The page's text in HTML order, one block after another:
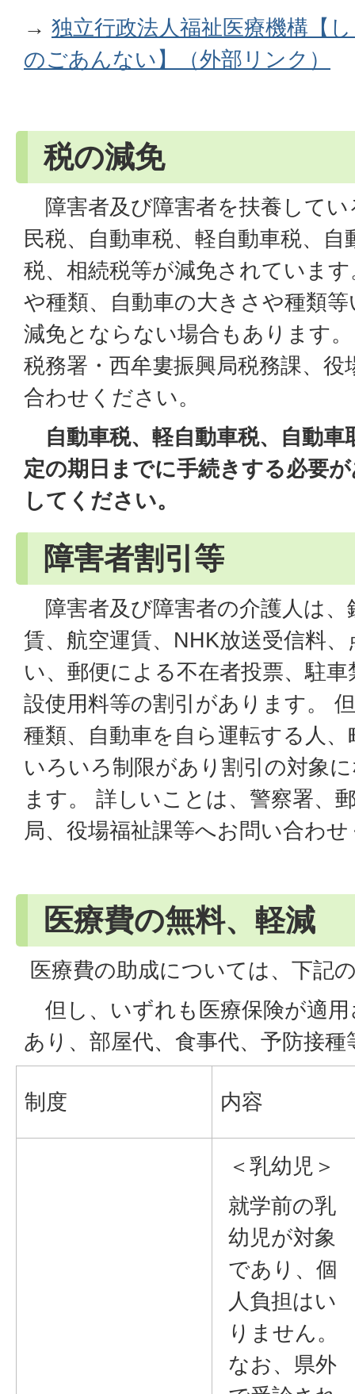
→ 独立行政法人福祉医療機構【
のごあんない】（外部リンク）
税の減免
障害者及び障害者を扶養してい
民税、自動車税、軽自動車税、自
税、相続税等が減免されていま
や種類、自動車の大きさや種類
減免とならない場合もあります
税務署・西牟婁振興局税務課、
合わせください。
自動車税、軽自動車税、自動
定の期日までに手続きする必要
してください。
障害者割引等
障害者及び障害者の介護人は、
賃、航空運賃、NHK放送受信料
い、郵便による不在者投票、駐
設使用料等の割引があります。
種類、自動車を自ら運転する人
いろいろ制限があり割引の対象
ます。 詳しいことは、警察署、
局、役場福祉課等へお問い合わ
医療費の無料、軽減
医療費の助成については、下記
但し、いずれも医療保険が適
あり、部屋代、食事代、予防接
制度 内容
＜乳幼児＞
就学前の乳
幼児が対象
であり、個
人負担はい
りません。
なお、県外